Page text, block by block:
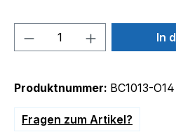
Produkt Anzahl: In
Produktnummer: BC1013-O14
Fragen zum Artikel?